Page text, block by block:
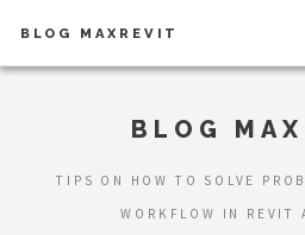
BLOG MAXREVIT
BLOG
TIPS ON HOW TO SOLVE
WORKFLOW IN REVIT